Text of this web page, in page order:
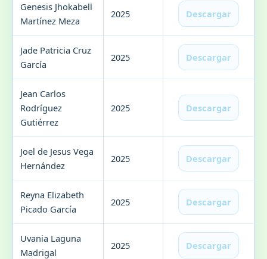
Genesis Jhokabell
Martínez Meza
2025 Descargar
Jade Patricia Cruz
García
2025 Descargar
Jean Carlos
Rodríguez
Gutiérrez
2025 Descargar
Joel de Jesus Vega
Hernández
2025 Descargar
Reyna Elizabeth
Picado García
2025 Descargar
Uvania Laguna
Madrigal
2025 Descargar